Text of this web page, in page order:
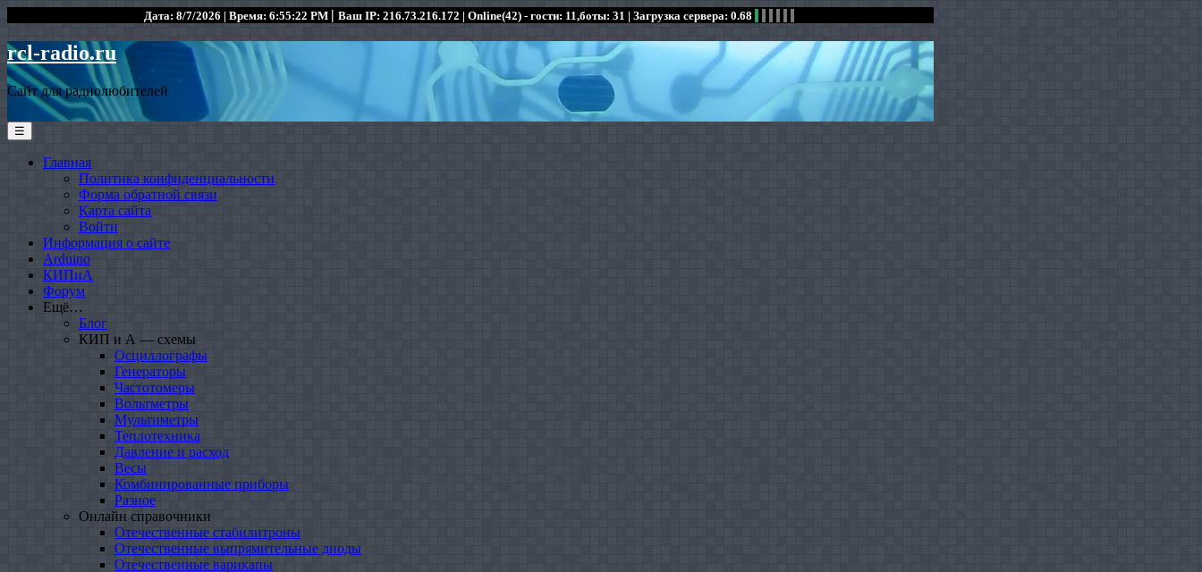
Дата: 8/7/2026 | Время: 6:55:22 PM | Ваш IP: 216.73.216.172 | Online(42) - гости: 11,боты: 31 | Загрузка сервера: 0.68
rcl-radio.ru
Сайт для радиолюбителей
☰
Главная
Политика конфиденциальности
Форма обратной связи
Карта сайта
Войти
Информация о сайте
Arduino
КИПиА
Форум
Ещё…
Блог
КИП и А — схемы
Осциллографы
Генераторы
Частотомеры
Вольтметры
Мультиметры
Теплотехника
Давление и расход
Весы
Комбинированные приборы
Разное
Онлайн справочники
Отечественные стабилитроны
Отечественные выпрямительные диоды
Отечественные варикапы